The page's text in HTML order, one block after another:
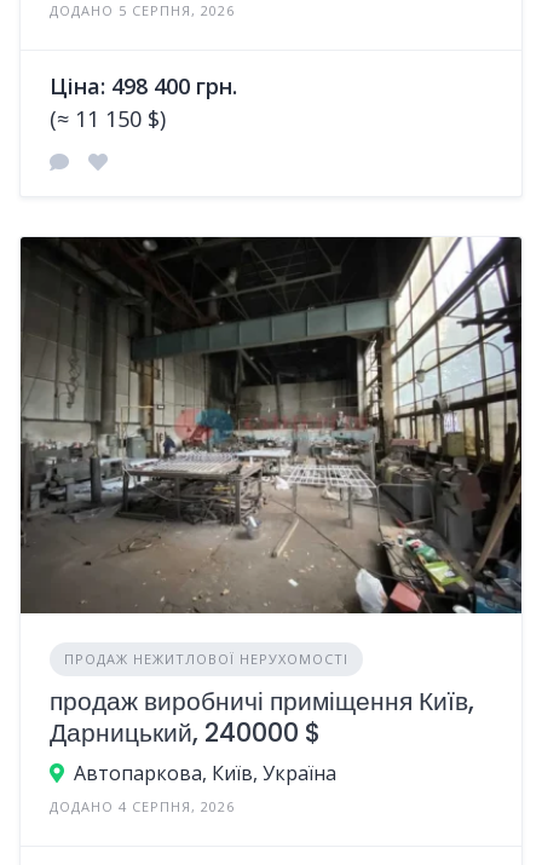
ДОДАНО 5 СЕРПНЯ, 2026
Ціна: 498 400 грн.
(≈ 11 150 $)
ПРОДАЖ НЕЖИТЛОВОЇ НЕРУХОМОСТІ
продаж виробничі приміщення Київ,
Дарницький, 240000 $
Автопаркова, Київ, Україна
ДОДАНО 4 СЕРПНЯ, 2026